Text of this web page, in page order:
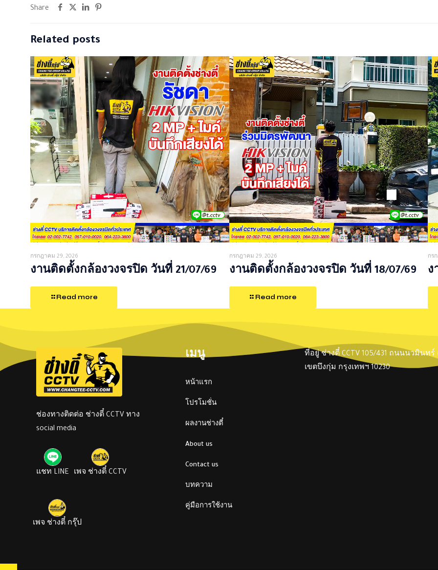
Share
Related posts
กรกฎาคม 29, 2026
งานติดตั้งกล้องวงจรปิด วันที่ 21/07/69
Read more
กรกฎาคม 29, 2026
งานติดตั้งกล้องวงจรปิด วันที่ 18/07/69
Read more
กร
ง
ช่องทางติดต่อ ช่างตี๋ CCTV ทาง
social media
แชท LINE เพจ ช่างตี๋ CCTV
เพจ ช่างตี๋ กรุ๊ป
เมนู
หน้าแรก
โปรโมชั่น
ผลงานช่างตี๋
About us
Contact us
บทความ
คู่มือการใช้งาน
ที่อยู่ ช่างตี๋ CCTV 105/431 ถนนนวมินท
เขตบึงกุ่ม กรุงเทพฯ 10230